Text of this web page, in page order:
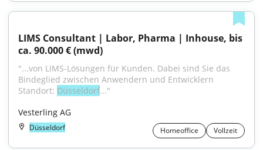
LIMS Consultant | Labor, Pharma | Inhouse, bis
ca. 90.000 € (mwd)
"...von LIMS-Lösungen für Kunden. Dabei sind Sie das
Bindeglied zwischen Anwendern und Entwicklern
Standort: Düsseldorf..."
Vesterling AG
Düsseldorf Homeoffice Vollzeit